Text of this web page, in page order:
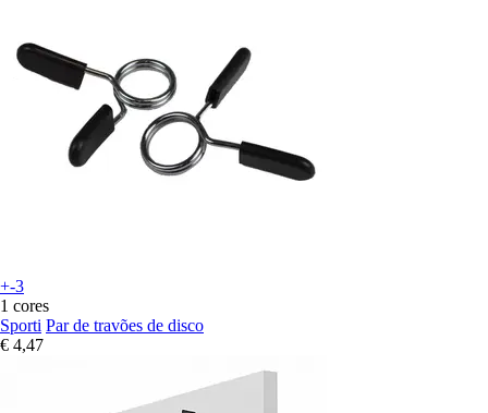
+-3
1 cores
Sporti Par de travões de disco
€ 4,47